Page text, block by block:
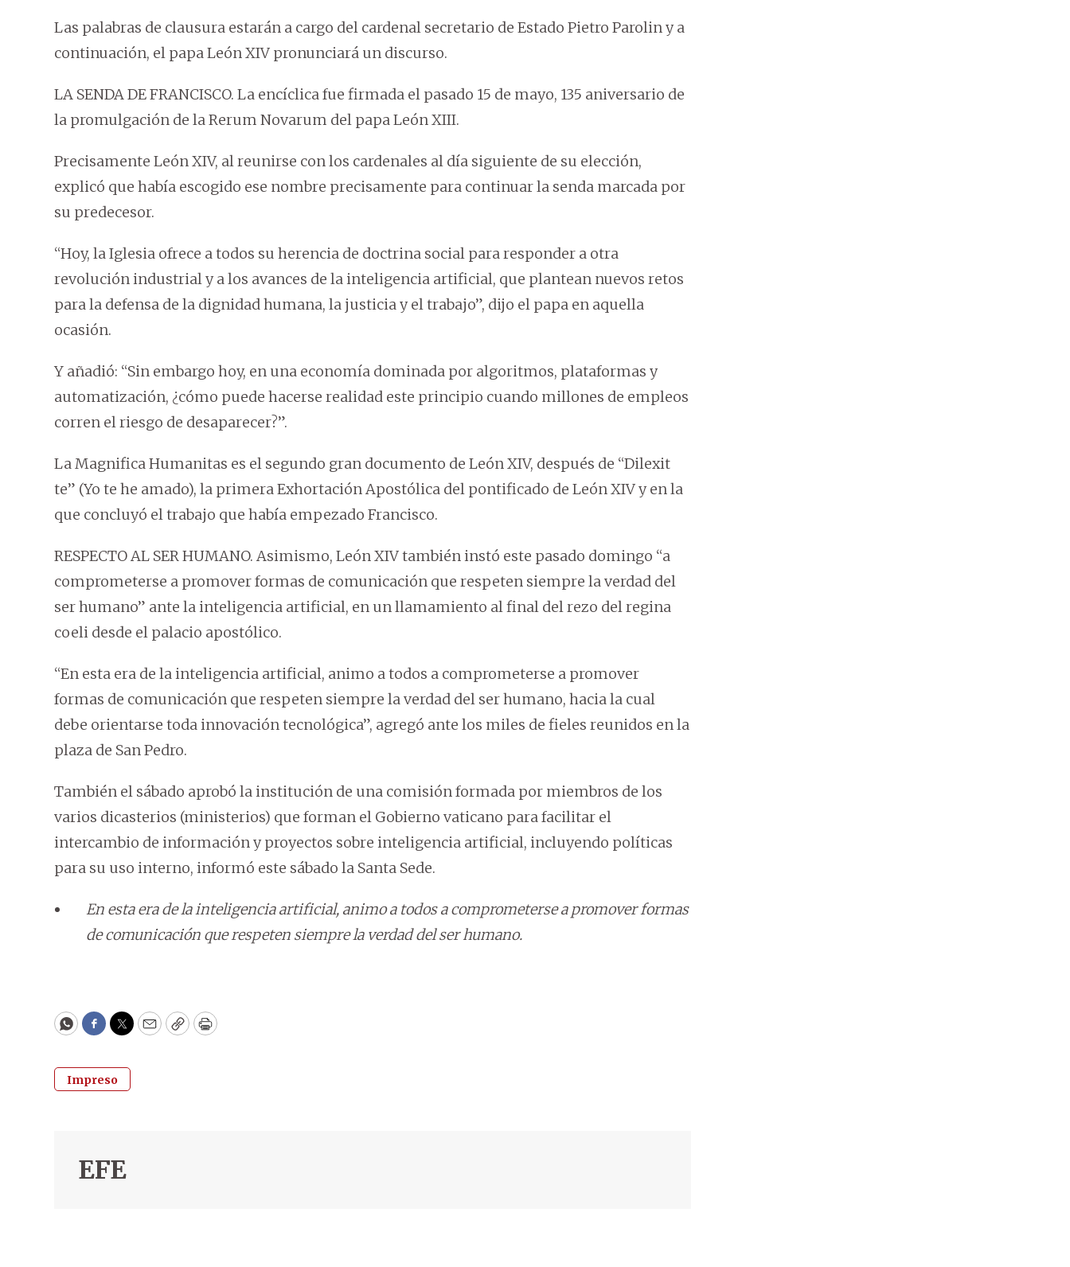
Las palabras de clausura estarán a cargo del cardenal secretario de Estado Pietro Parolin y a
continuación, el papa León XIV pronunciará un discurso.
LA SENDA DE FRANCISCO. La encíclica fue firmada el pasado 15 de mayo, 135 aniversario de
la promulgación de la Rerum Novarum del papa León XIII.
Precisamente León XIV, al reunirse con los cardenales al día siguiente de su elección,
explicó que había escogido ese nombre precisamente para continuar la senda marcada por
su predecesor.
“Hoy, la Iglesia ofrece a todos su herencia de doctrina social para responder a otra
revolución industrial y a los avances de la inteligencia artificial, que plantean nuevos retos
para la defensa de la dignidad humana, la justicia y el trabajo”, dijo el papa en aquella
ocasión.
Y añadió: “Sin embargo hoy, en una economía dominada por algoritmos, plataformas y
automatización, ¿cómo puede hacerse realidad este principio cuando millones de empleos
corren el riesgo de desaparecer?”.
La Magnifica Humanitas es el segundo gran documento de León XIV, después de “Dilexit
te” (Yo te he amado), la primera Exhortación Apostólica del pontificado de León XIV y en la
que concluyó el trabajo que había empezado Francisco.
RESPECTO AL SER HUMANO. Asimismo, León XIV también instó este pasado domingo “a
comprometerse a promover formas de comunicación que respeten siempre la verdad del
ser humano” ante la inteligencia artificial, en un llamamiento al final del rezo del regina
coeli desde el palacio apostólico.
“En esta era de la inteligencia artificial, animo a todos a comprometerse a promover
formas de comunicación que respeten siempre la verdad del ser humano, hacia la cual
debe orientarse toda innovación tecnológica”, agregó ante los miles de fieles reunidos en la
plaza de San Pedro.
También el sábado aprobó la institución de una comisión formada por miembros de los
varios dicasterios (ministerios) que forman el Gobierno vaticano para facilitar el
intercambio de información y proyectos sobre inteligencia artificial, incluyendo políticas
para su uso interno, informó este sábado la Santa Sede.
En esta era de la inteligencia artificial, animo a todos a comprometerse a promover formas
de comunicación que respeten siempre la verdad del ser humano.
WhatsApp
Facebook
Twitter
EmailCopyPrint
Impreso
EFE